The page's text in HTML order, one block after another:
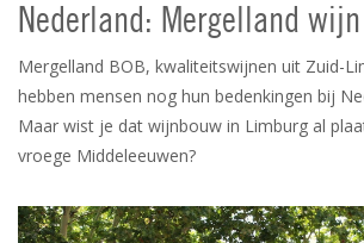
Nederland: Mergelland
Mergelland BOB, kwaliteitswijnen uit Zuid-
hebben mensen nog hun bedenkingen bij
Maar wist je dat wijnbouw in Limburg al
vroege Middeleeuwen?